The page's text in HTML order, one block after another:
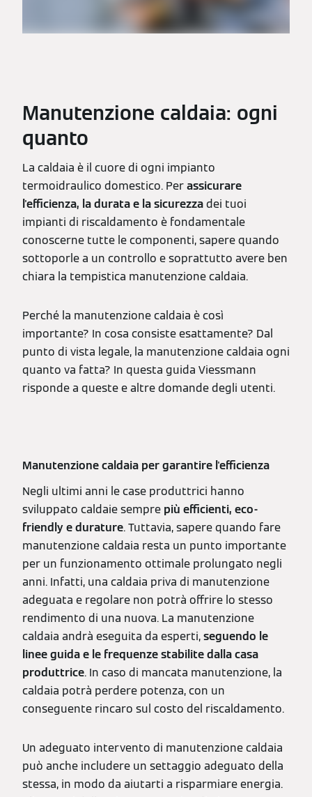
Manutenzione caldaia: ogni
quanto
La caldaia è il cuore di ogni impianto
termoidraulico domestico. Perassicurare
l'efficienza, la durata e la sicurezzadei tuoi
impianti di riscaldamento è fondamentale
conoscerne tutte le componenti, sapere quando
sottoporle a un controllo e soprattutto avere ben
chiara la tempistica manutenzione caldaia.
Perché la manutenzione caldaia è così
importante? In cosa consiste esattamente? Dal
punto di vista legale, la manutenzione caldaia ogni
quanto va fatta? In questa guida Viessmann
risponde a queste e altre domande degli utenti.
Manutenzione caldaia per garantire l'efficienza
Negli ultimi anni le case produttrici hanno
sviluppato caldaie sempre più efficienti, eco-
friendly e durature. Tuttavia, sapere quando fare
manutenzione caldaia resta un punto importante
per un funzionamento ottimale prolungato negli
anni. Infatti, una caldaia priva di manutenzione
adeguata e regolare non potrà offrire lo stesso
rendimento di una nuova. La manutenzione
caldaia andrà eseguita da esperti,seguendo le
linee guida e le frequenze stabilite dalla casa
produttrice. In caso di mancata manutenzione, la
caldaia potrà perdere potenza, con un
conseguente rincaro sul costo del riscaldamento.
Un adeguato intervento di manutenzione caldaia
può anche includere un settaggio adeguato della
stessa, in modo da aiutarti a risparmiare energia.